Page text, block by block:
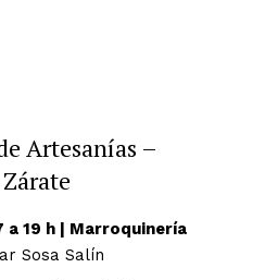
Artesanías –
a 19 h | Marroquinería
Sosa Salín